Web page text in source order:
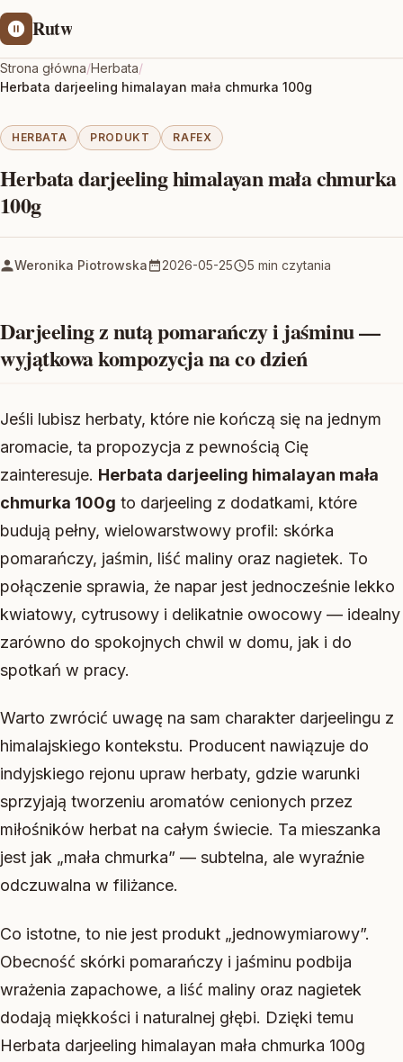
Rutw
Strona główna/Herbata/
Herbata darjeeling himalayan mała chmurka 100g
HERBATA PRODUKT RAFEX
Herbata darjeeling himalayan mała chmurka
100g
Weronika Piotrowska 2026-05-25 5 min czytania
Darjeeling z nutą pomarańczy i jaśminu —
wyjątkowa kompozycja na co dzień
Jeśli lubisz herbaty, które nie kończą się na jednym
aromacie, ta propozycja z pewnością Cię
zainteresuje. Herbata darjeeling himalayan mała
chmurka 100g to darjeeling z dodatkami, które
budują pełny, wielowarstwowy profil: skórka
pomarańczy, jaśmin, liść maliny oraz nagietek. To
połączenie sprawia, że napar jest jednocześnie lekko
kwiatowy, cytrusowy i delikatnie owocowy — idealny
zarówno do spokojnych chwil w domu, jak i do
spotkań w pracy.
Warto zwrócić uwagę na sam charakter darjeelingu z
himalajskiego kontekstu. Producent nawiązuje do
indyjskiego rejonu upraw herbaty, gdzie warunki
sprzyjają tworzeniu aromatów cenionych przez
miłośników herbat na całym świecie. Ta mieszanka
jest jak „mała chmurka” — subtelna, ale wyraźnie
odczuwalna w filiżance.
Co istotne, to nie jest produkt „jednowymiarowy”.
Obecność skórki pomarańczy i jaśminu podbija
wrażenia zapachowe, a liść maliny oraz nagietek
dodają miękkości i naturalnej głębi. Dzięki temu
Herbata darjeeling himalayan mała chmurka 100g